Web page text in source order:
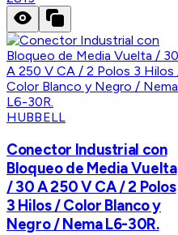
HUBBELL
Conector Industrial con
Bloqueo de Media Vuelta
/ 30 A 250 V CA / 2 Polos
3 Hilos / Color Blanco y
Negro / Nema L6-30R.